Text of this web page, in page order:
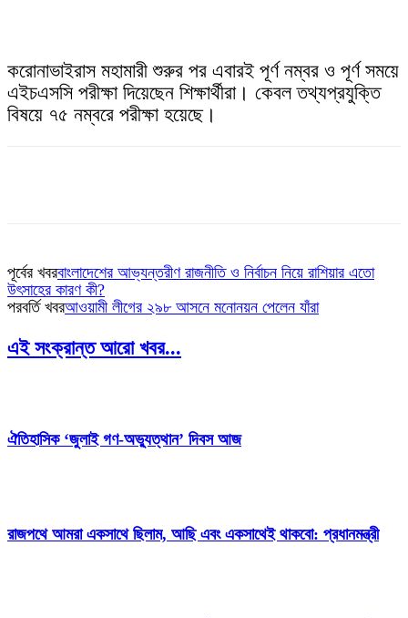
করোনাভাইরাস মহামারী শুরুর পর এবারই পূর্ণ নম্বর ও পূর্ণ সময়ে
এইচএসসি পরীক্ষা দিয়েছেন শিক্ষার্থীরা। কেবল তথ্যপ্রযুক্তি
বিষয়ে ৭৫ নম্বরে পরীক্ষা হয়েছে।
পূর্বের খবরবাংলাদেশের আভ্যন্তরীণ রাজনীতি ও নির্বাচন নিয়ে রাশিয়ার এতো
উৎসাহের কারণ কী?
পরবর্তি খবরআওয়ামী লীগের ২৯৮ আসনে মনোনয়ন পেলেন যাঁরা
এই সংক্রান্ত আরো খবর...
ঐতিহাসিক ‘জুলাই গণ-অভ্যুত্থান’ দিবস আজ
রাজপথে আমরা একসাথে ছিলাম, আছি এবং একসাথেই থাকবো: প্রধানমন্ত্রী